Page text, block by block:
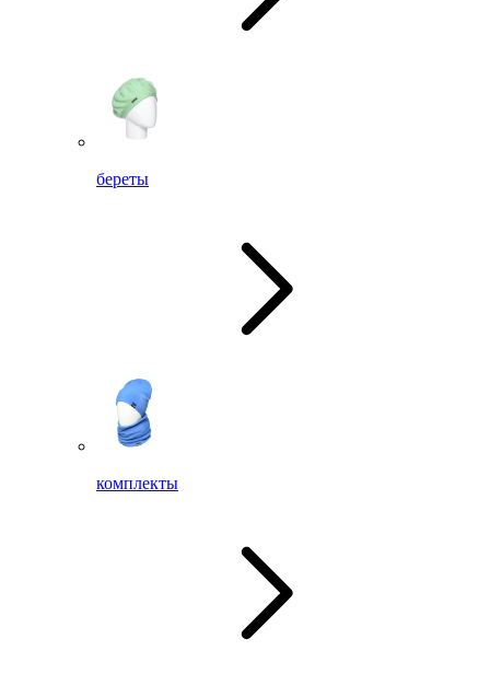
береты
комплекты